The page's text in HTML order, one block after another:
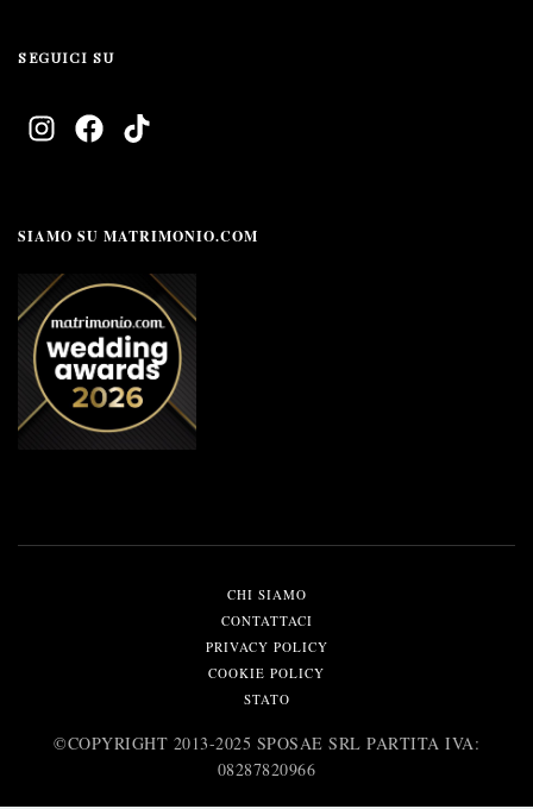
SEGUICI SU
SIAMO SU MATRIMONIO.COM
CHI SIAMO
CONTATTACI
PRIVACY POLICY
COOKIE POLICY
STATO
©️COPYRIGHT 2013-2025 SPOSAE SRL PARTITA IVA:
08287820966